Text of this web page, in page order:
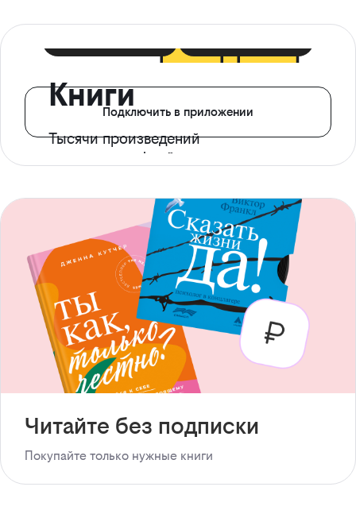
Книги
Тысячи произведений
с доступом офлайн
Подключить в приложении
Читайте без подписки
Покупайте только нужные книги